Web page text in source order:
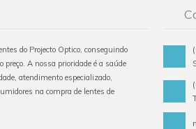
do Projecto Optico, conseguindo
A nossa prioridade é a saúde
atendimento especializado,
na compra de lentes de